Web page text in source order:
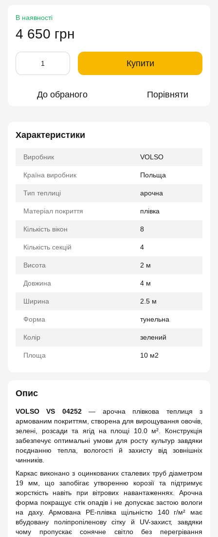
В наявності
4 650 грн
Купити
До обраного Порівняти
Характеристики
Виробник VOLSO
Країна виробник Польща
Тип теплиці арочна
Матеріал покриття плівка
Кількість вікон 8
Кількість секцій 4
Висота 2 м
Довжина 4 м
Ширина 2.5 м
Форма тунельна
Колір зелений
Площа 10 м2
Опис
VOLSO VS 04252— арочна плівкова теплиця з
армованим покриттям, створена для вирощування овочів,
зелені, розсади та ягід на площі 10.0 м². Конструкція
забезпечує оптимальні умови для росту культур завдяки
поєднанню тепла, вологості й захисту від зовнішніх
чинників.
Каркас виконано з оцинкованих сталевих труб діаметром
19 мм, що запобігає утворенню корозії та підтримує
жорсткість навіть при вітрових навантаженнях. Арочна
форма покращує стік опадів і не допускає застою вологи
на даху. Армована PE-плівка щільністю 140 г/м² має
вбудовану поліпропіленову сітку й UV-захист, завдяки
чому пропускає сонячне світло без перегрівання